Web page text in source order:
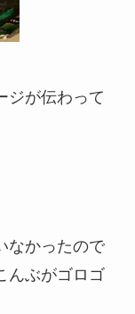
ジが伝わって
なかったので
んぶがゴロゴ